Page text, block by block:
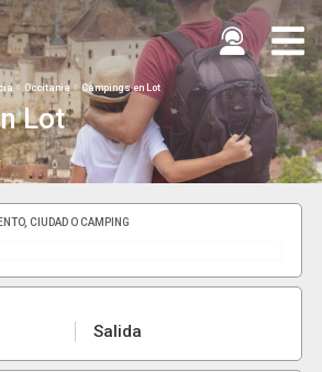
Occitania Campings en Lot
Lot
CIUDAD O CAMPING
Salida